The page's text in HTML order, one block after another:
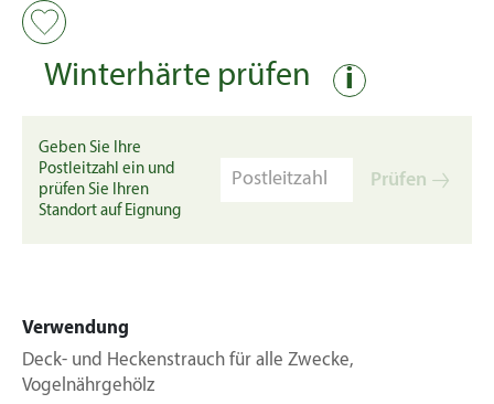
Winterhärte prüfen i
Geben Sie Ihre
Postleitzahl ein und
prüfen Sie Ihren
Standort auf Eignung
Prüfen
Verwendung
Deck- und Heckenstrauch für alle Zwecke,
Vogelnährgehölz